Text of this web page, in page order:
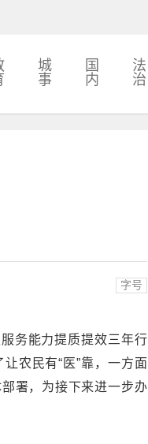
城
事
国
内
法
治
字号
务能力提质提效三年行
农民有“医”靠，一方面
署，为接下来进一步办